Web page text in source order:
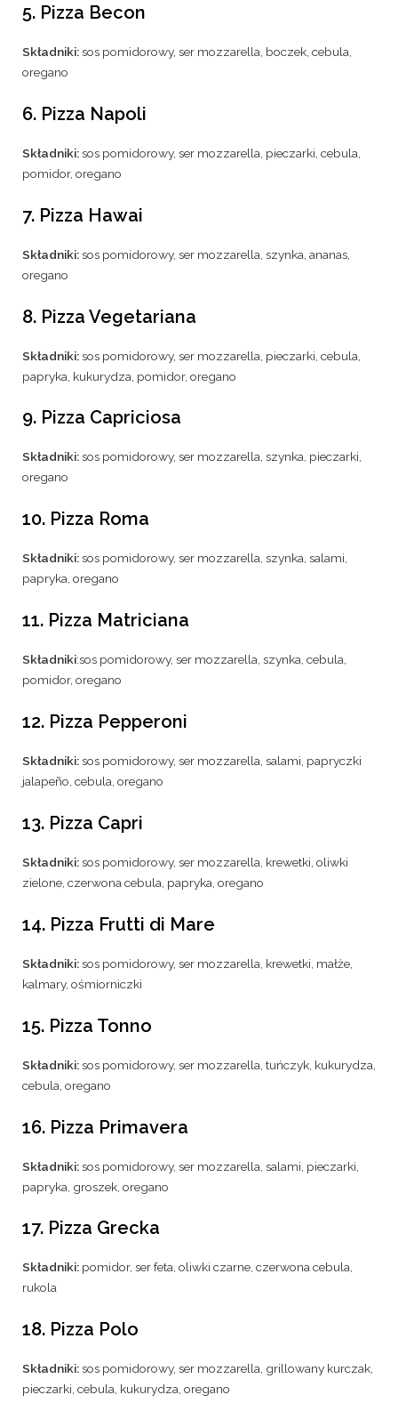
5. Pizza Becon
Składniki:sos pomidorowy, ser mozzarella, boczek, cebula,
oregano
6. Pizza Napoli
Składniki:sos pomidorowy, ser mozzarella, pieczarki, cebula,
pomidor, oregano
7. Pizza Hawai
Składniki:sos pomidorowy, ser mozzarella, szynka, ananas,
oregano
8. Pizza Vegetariana
Składniki:sos pomidorowy, ser mozzarella, pieczarki, cebula,
papryka, kukurydza, pomidor, oregano
9. Pizza Capriciosa
Składniki:sos pomidorowy, ser mozzarella, szynka, pieczarki,
oregano
10. Pizza Roma
Składniki:sos pomidorowy, ser mozzarella, szynka, salami,
papryka, oregano
11. Pizza Matriciana
Składniki:sos pomidorowy, ser mozzarella, szynka, cebula,
pomidor, oregano
12. Pizza Pepperoni
Składniki:sos pomidorowy, ser mozzarella, salami, papryczki
jalapeño, cebula, oregano
13. Pizza Capri
Składniki:sos pomidorowy, ser mozzarella, krewetki, oliwki
zielone, czerwona cebula, papryka, oregano
14. Pizza Frutti di Mare
Składniki:sos pomidorowy, ser mozzarella, krewetki, małże,
kalmary, ośmiorniczki
15. Pizza Tonno
Składniki:sos pomidorowy, ser mozzarella, tuńczyk, kukurydza,
cebula, oregano
16. Pizza Primavera
Składniki:sos pomidorowy, ser mozzarella, salami, pieczarki,
papryka, groszek, oregano
17. Pizza Grecka
Składniki: pomidor, ser feta, oliwki czarne, czerwona cebula,
rukola
18. Pizza Polo
Składniki:sos pomidorowy, ser mozzarella, grillowany kurczak,
pieczarki, cebula, kukurydza, oregano